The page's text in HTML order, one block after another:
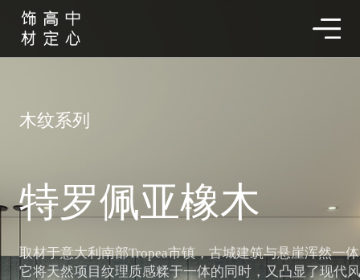
木纹系列
特罗佩亚橡木
取材于意大利南部Tropea市镇，古城建筑与悬崖浑然一
它将天然项目纹理质感糅于一体的同时，又凸显了现代